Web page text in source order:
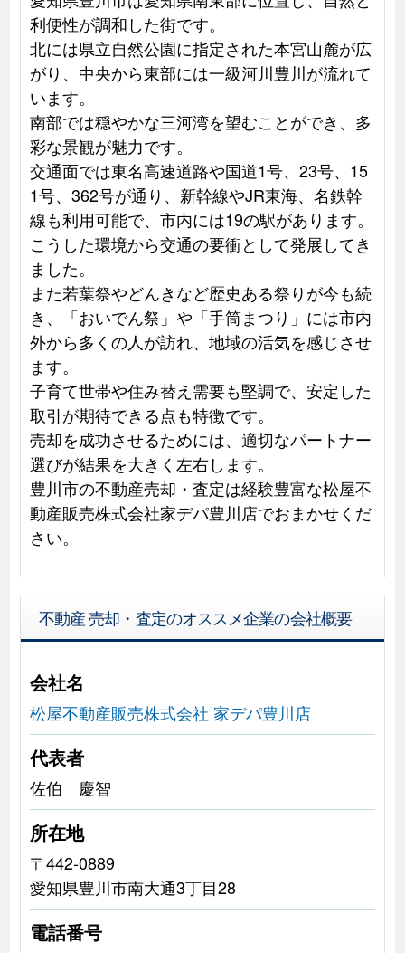
利便性が調和した街です。
北には県立自然公園に指定された本宮山麓が広
がり、中央から東部には一級河川豊川が流れて
います。
南部では穏やかな三河湾を望むことができ、多
彩な景観が魅力です。
交通面では東名高速道路や国道1号、23号、15
1号、362号が通り、新幹線やJR東海、名鉄幹
線も利用可能で、市内には19の駅があります。
こうした環境から交通の要衝として発展してき
ました。
また若葉祭やどんきなど歴史ある祭りが今も続
き、「おいでん祭」や「手筒まつり」には市内
外から多くの人が訪れ、地域の活気を感じさせ
ます。
子育て世帯や住み替え需要も堅調で、安定した
取引が期待できる点も特徴です。
売却を成功させるためには、適切なパートナー
選びが結果を大きく左右します。
豊川市の不動産売却・査定は経験豊富な松屋不
動産販売株式会社家デパ豊川店でおまかせくだ
さい。
不動産 売却・査定のオススメ企業の会社概要
会社名
松屋不動産販売株式会社 家デパ豊川店
代表者
佐伯 慶智
所在地
〒442-0889
愛知県豊川市南大通3丁目28
電話番号